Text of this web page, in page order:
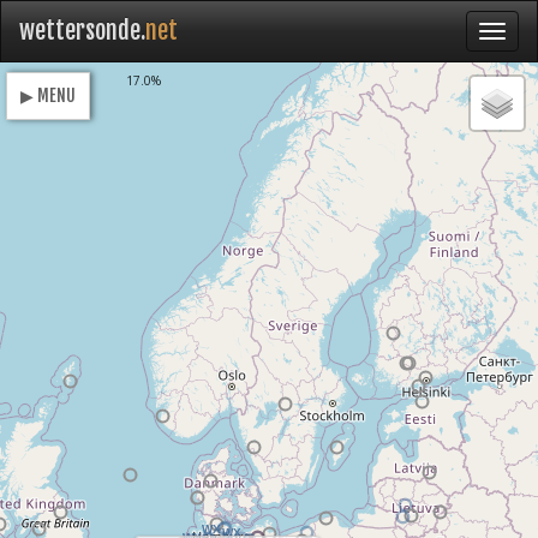
wettersonde.net
▶ MENU
17.0%